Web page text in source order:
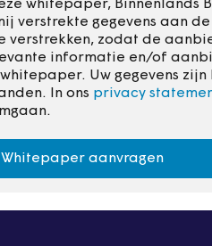
whitepaper, Binnenlands
verstrekte gegevens aan
verstrekken, zodat de
informatie en/of
Uw gegevens zijn
In ons privacy
Whitepaper aanvragen